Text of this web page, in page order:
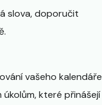
slova, doporučit
vašeho kalendáře
které přinášejí